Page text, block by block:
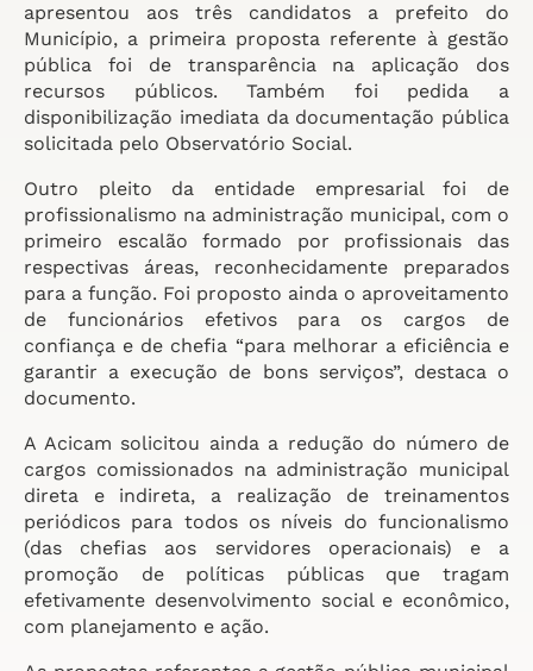
apresentou aos três candidatos a prefeito do
Município, a primeira proposta referente à gestão
pública foi de transparência na aplicação dos
recursos públicos. Também foi pedida a
disponibilização imediata da documentação pública
solicitada pelo Observatório Social.
Outro pleito da entidade empresarial foi de
profissionalismo na administração municipal, com o
primeiro escalão formado por profissionais das
respectivas áreas, reconhecidamente preparados
para a função. Foi proposto ainda o aproveitamento
de funcionários efetivos para os cargos de
confiança e de chefia “para melhorar a eficiência e
garantir a execução de bons serviços”, destaca o
documento.
A Acicam solicitou ainda a redução do número de
cargos comissionados na administração municipal
direta e indireta, a realização de treinamentos
periódicos para todos os níveis do funcionalismo
(das chefias aos servidores operacionais) e a
promoção de políticas públicas que tragam
efetivamente desenvolvimento social e econômico,
com planejamento e ação.